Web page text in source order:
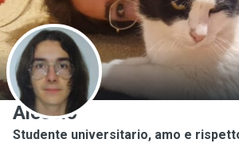
A
Alessio
Studente universitario, amo e